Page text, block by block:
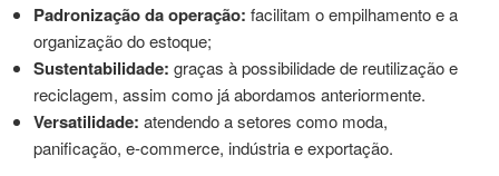
Padronização da operação: facilitam o empilhamento e a
organização do estoque;
Sustentabilidade: graças à possibilidade de reutilização e
reciclagem, assim como já abordamos anteriormente.
Versatilidade: atendendo a setores como moda,
panificação, e-commerce, indústria e exportação.